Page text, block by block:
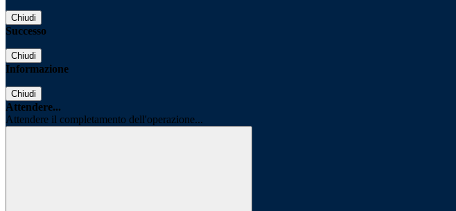
Chiudi
Successo
Chiudi
Informazione
Chiudi
Attendere...
Attendere il completamento dell'operazione...